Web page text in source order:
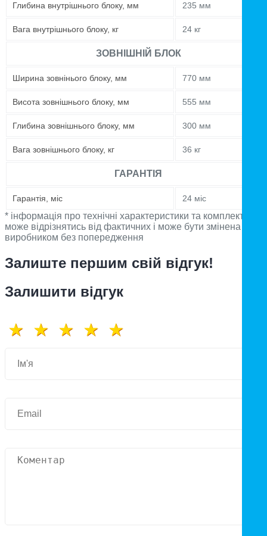
Глибина внутрішнього блоку, мм 235 мм
Вага внутрішнього блоку, кг 24 кг
ЗОВНІШНІЙ БЛОК
Ширина зовнінього блоку, мм 770 мм
Висота зовнішнього блоку, мм 555 мм
Глибина зовнішнього блоку, мм 300 мм
Вага зовнішнього блоку, кг 36 кг
ГАРАНТІЯ
Гарантія, міс 24 міс
* інформація про технічні характеристики та комплектацію
може відрізнятись від фактичних і може бути змінена
виробником без попередження
Залиште першим свій відгук!
Залишити відгук